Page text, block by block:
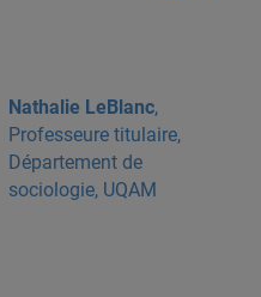
Nathalie LeBlanc,
Professeure titulaire,
Département de
sociologie, UQAM